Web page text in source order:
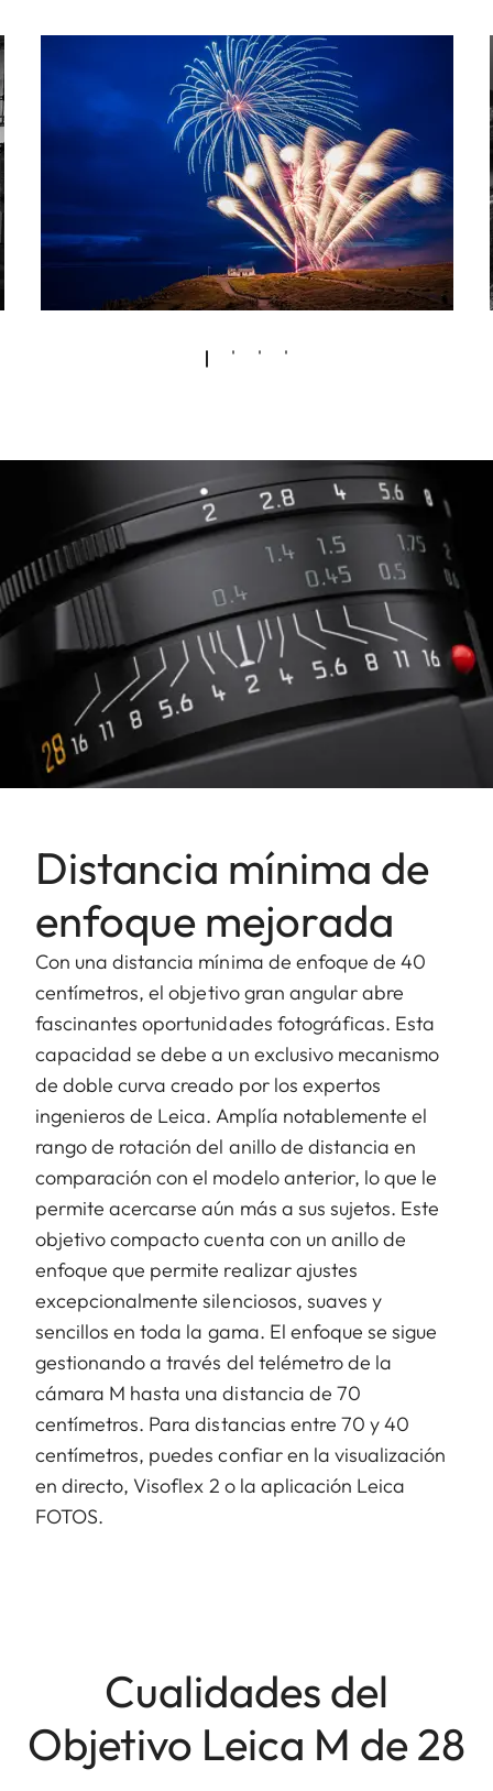
Distancia mínima de
enfoque mejorada
Con una distancia mínima de enfoque de 40
centímetros, el objetivo gran angular abre
fascinantes oportunidades fotográficas. Esta
capacidad se debe a un exclusivo mecanismo
de doble curva creado por los expertos
ingenieros de Leica. Amplía notablemente el
rango de rotación del anillo de distancia en
comparación con el modelo anterior, lo que le
permite acercarse aún más a sus sujetos. Este
objetivo compacto cuenta con un anillo de
enfoque que permite realizar ajustes
excepcionalmente silenciosos, suaves y
sencillos en toda la gama. El enfoque se sigue
gestionando a través del telémetro de la
cámara M hasta una distancia de 70
centímetros. Para distancias entre 70 y 40
centímetros, puedes confiar en la visualización
en directo, Visoflex 2 o la aplicación Leica
FOTOS.
Cualidades del
Objetivo Leica M de 28